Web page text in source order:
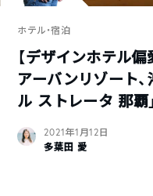
ホテル・宿泊
【デザインホテル
アーバンリゾート
ル ストレータ 那覇」
2021年1月12日
多葉田 愛